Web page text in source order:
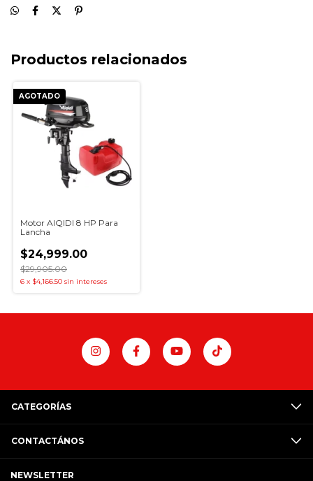
Productos relacionados
AGOTADO
Motor AIQIDI 8 HP Para
Lancha
$24,999.00
$29,905.00
6 x $4,166.50 sin intereses
CATEGORÍAS
CONTACTÁNOS
NEWSLETTER